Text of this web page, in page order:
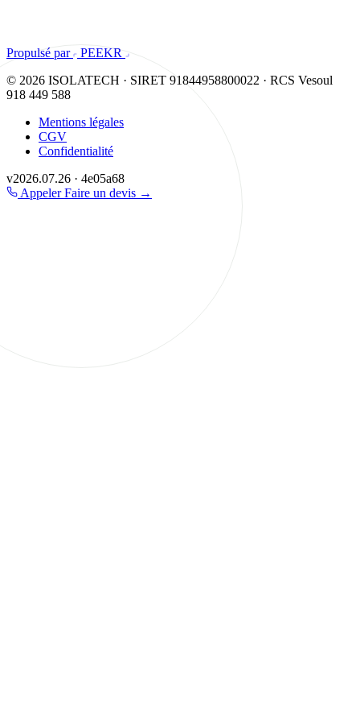
Propulsé par
PEEKR
© 2026 ISOLATECH · SIRET 91844958800022 · RCS Vesoul
918 449 588
Mentions légales
CGV
Confidentialité
v2026.07.26 · 4e05a68
AppelerFaire un devis →